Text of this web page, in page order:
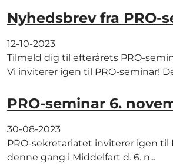
Nyhedsbrev fra PRO-
12-10-2023
Tilmeld dig til efterårets PRO-
Vi inviterer igen til PRO-seminar!
PRO-seminar 6.
30-08-2023
PRO-sekretariatet inviterer igen til
denne gang i Middelfart d. 6. n...